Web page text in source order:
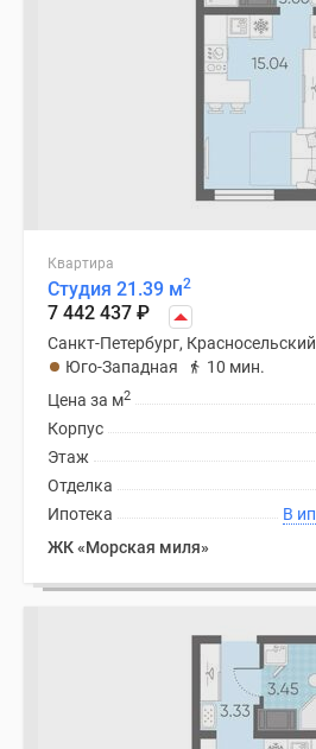
Квартира
Студия 21.39 м2
7 442 437 ₽
Санкт-Петербург, Красносельский
Юго-Западная
10 мин.
Цена за м2
Корпус
Этаж
Отделка
Ипотека
ЖК «Морская миля»